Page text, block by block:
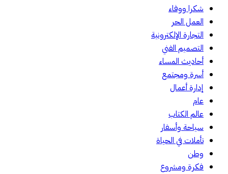
شكرا ووفاء
العمل الحر
التجارة الإلكترونية
التصميم الفني
أحاديث المساء
أسرة ومجتمع
إدارة أعمال
عام
عالم الكتاب
سياحة وأسفار
تأملات في الحياة
وطن
فكرة ومشروع